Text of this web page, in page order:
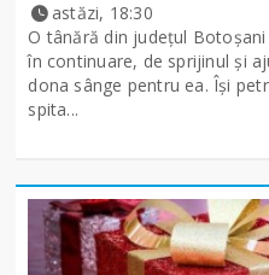
astăzi, 18:30
O tânără din județul
în continuare, de sprijinul și
dona sânge pentru ea. Își
spita...